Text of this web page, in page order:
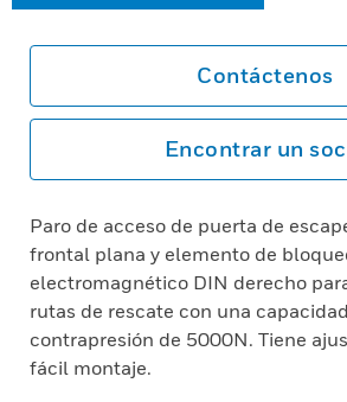
Contáctenos
Encontrar un
Paro de acceso de puerta de
frontal plana y elemento de
electromagnético DIN derecho
rutas de rescate con una
contrapresión de 5000N. Tiene
fácil montaje.